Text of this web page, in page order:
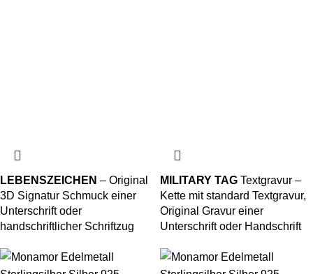
LEBENSZEICHEN – Original
3D Signatur Schmuck einer
Unterschrift oder
handschriftlicher Schriftzug
MILITARY TAG Textgravur –
Kette mit standard Textgravur,
Original Gravur einer
Unterschrift oder Handschrift